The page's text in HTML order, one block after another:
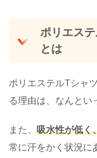
ポリエス
とは
ポリエステルTシャ
る理由は、なんとい
また、 吸水性が低く
常に汗をかく状況に